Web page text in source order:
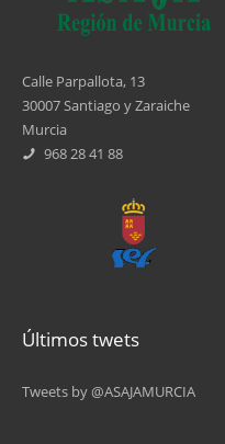
7
9
Calle Parpallota, 13
30007 Santiago y Zaraiche
Murcia
968 28 41 88
Últimos twets
Tweets by @ASAJAMURCIA